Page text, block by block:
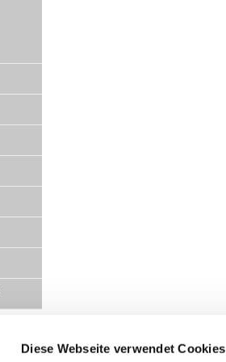
Diese Webseite verwendet Cookies